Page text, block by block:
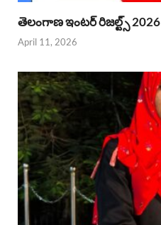
తెలంగాణ ఇంటర్ రిజల్ట్స్ 2026
April 11, 2026